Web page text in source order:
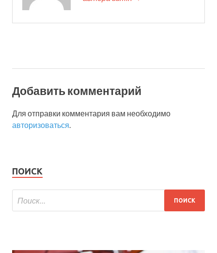
Добавить комментарий
Для отправки комментария вам необходимо
авторизоваться.
ПОИСК